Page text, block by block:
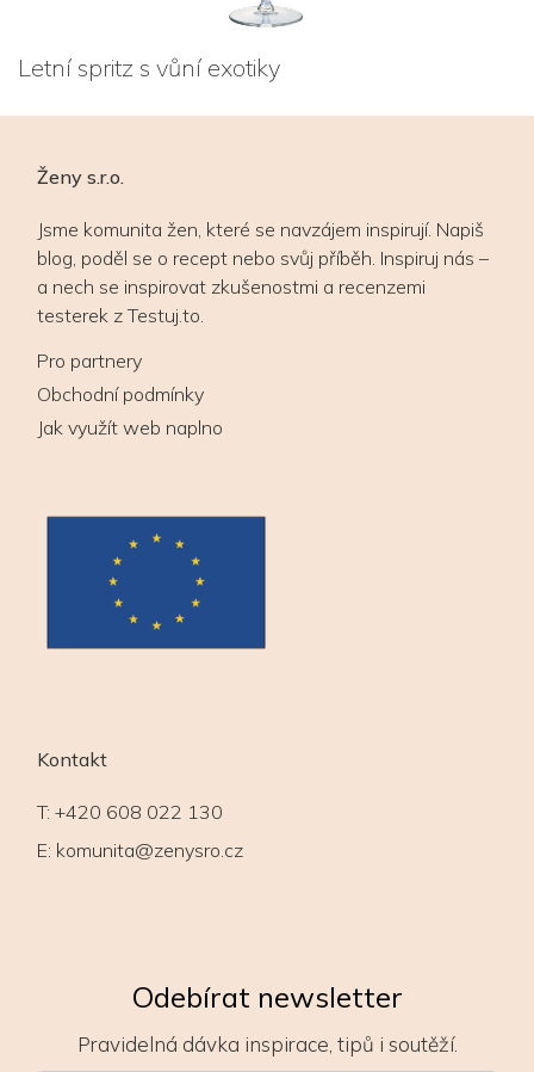
Letní spritz s vůní exotiky
Ženy s.r.o.
Jsme komunita žen, které se navzájem inspirují. Napiš
blog, poděl se o recept nebo svůj příběh. Inspiruj nás –
a nech se inspirovat zkušenostmi a recenzemi
testerek z Testuj.to.
Pro partnery
Obchodní podmínky
Jak využít web naplno
Kontakt
T: +420 608 022 130
E: komunita@zenysro.cz
Odebírat newsletter
Pravidelná dávka inspirace, tipů i soutěží.